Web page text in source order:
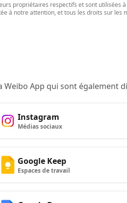
propriétaires respectifs et sont utilisées
à notre attention, et tous les droits sur
App qui sont également
Instagram
Médias sociaux
Google Keep
Espaces de travail